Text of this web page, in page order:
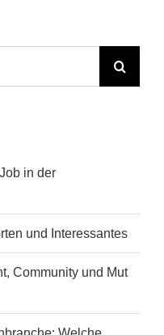
in der
und Interessantes
Community und Mut